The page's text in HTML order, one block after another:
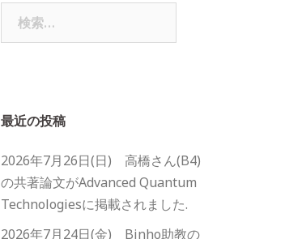
最近の投稿
2026年7月26日(日) 高橋さん(B4)
の共著論文がAdvanced Quantum
Technologiesに掲載されました.
2026年7月24日(金) Binho助教の